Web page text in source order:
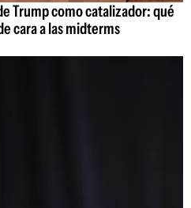
Trump como catalizador: qué
cara a las midterms